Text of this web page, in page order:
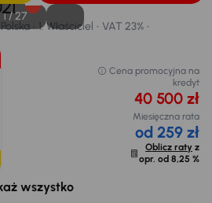
1 /27
1. Właściciel
VAT 23%
Cena promocyjna na
kredyt
40 500 zł
Miesięczna rata
od 259 zł
Oblicz raty z
opr. od 8,25 %
wszystko